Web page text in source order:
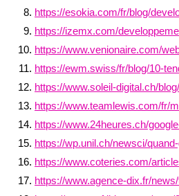
https://esokia.com/fr/blog/
https://izemx.com/
https://www.venionaire.com/
https://ewm.swiss/fr/blog/10-
https://www.soleil-digital.ch/
https://www.teamlewis.com/fr/
https://www.24heures.ch/
https://wp.unil.ch/newsci/
https://www.coteries.com/
https://www.agence-dix.fr/